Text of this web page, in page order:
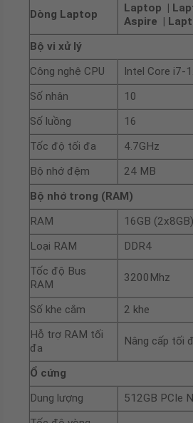
Dòng Laptop
Laptop |
Aspire |
Bộ vi xử lý
Công nghệ CPU
Intel Core i7-
Số nhân
10
Số luồng
16
Tốc độ tối đa
4.7GHz
Bộ nhớ đệm
24 MB
Bộ nhớ trong (RAM)
RAM
16GB (2x8GB)
Loại RAM
DDR4
Tốc độ Bus
RAM
3200Mhz
Số khe cắm
2 khe
Hỗ trợ RAM tối
đa
Nâng cấp tối
Ổ cứng
Dung lượng
512GB PCIe